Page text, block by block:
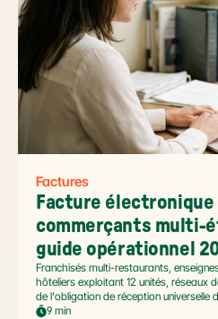
Factures
Facture électronique
commerçants multi-
guide opérationnel
Franchisés multi-restaurants,
hôteliers exploitant 12 unités, réseaux
de l'obligation de réception universelle
commerçants multi-établissement ont
9 min